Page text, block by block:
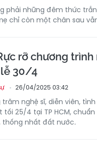
phải những đêm thức
chỉ còn một chân sau
rỡ chương
30/4
26/04/2025 03:42
trăm nghệ sĩ, diễn viên,
tối 25/4 tại TP HCM,
thống nhất đất nước.